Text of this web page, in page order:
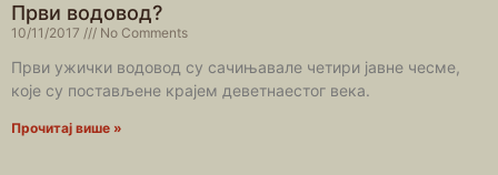
Први водовод?
10/11/2017 No Comments
Први ужички водовод су сачињавале четири јавне чесме,
које су постављене крајем деветнаестог века.
Прочитај више »